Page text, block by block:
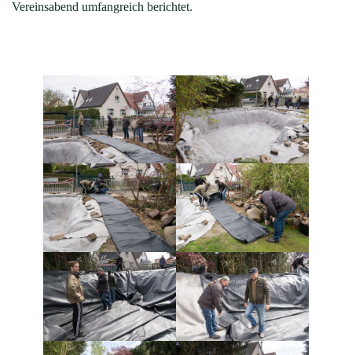
Vereinsabend umfangreich berichtet.